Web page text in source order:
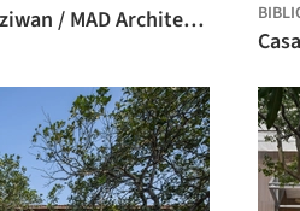
Vivienda social Baiziwan / MAD Architects